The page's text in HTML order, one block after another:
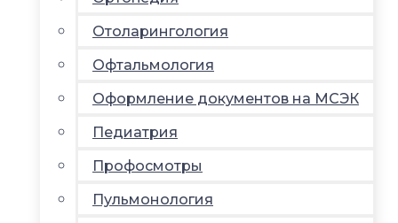
Отоларингология
Офтальмология
Оформление документов на МСЭК
Педиатрия
Профосмотры
Пульмонология